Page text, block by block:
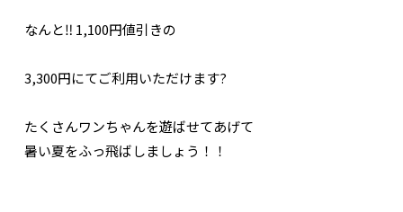
なんと‼️ 1,100円値引きの
3,300円にてご利用いただけます?
たくさんワンちゃんを遊ばせてあげて
暑い夏をふっ飛ばしましょう！！